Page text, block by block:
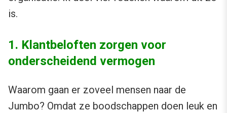
is.
1. Klantbeloften zorgen voor
onderscheidend vermogen
Waarom gaan er zoveel mensen naar de
Jumbo? Omdat ze boodschappen doen leuk en